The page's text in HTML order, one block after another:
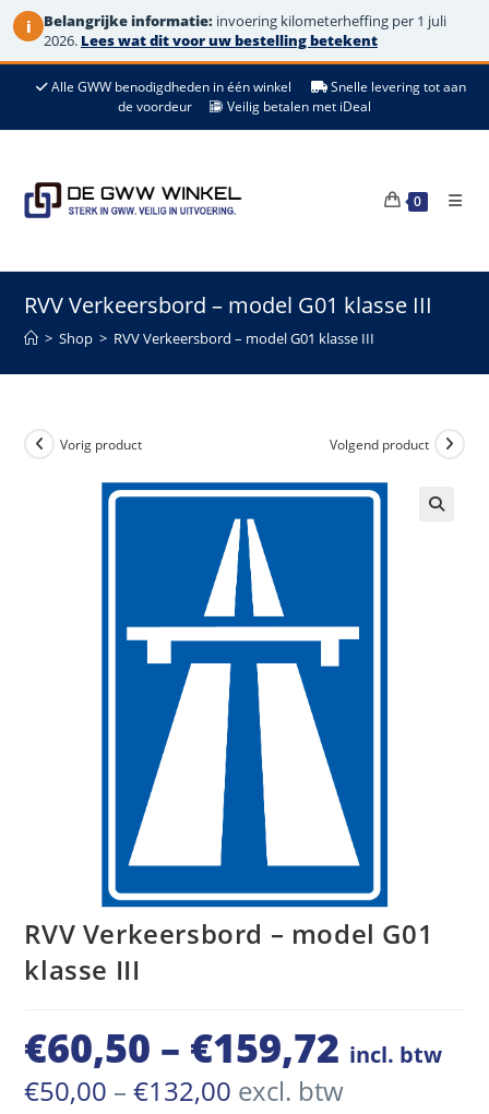
i Belangrijke informatie: invoering kilometerheffing per 1 juli
2026. Lees wat dit voor uw bestelling betekent
de
Alle GWW benodigdheden in één winkel
Snelle levering tot aan
de voordeur
Veilig betalen met iDeal
0
RVV Verkeersbord – model G01 klasse III
> Shop > RVV Verkeersbord – model G01 klasse III
Vorig product Volgend product
RVV Verkeersbord – model G01
klasse III
€60,50 – €159,72 Prijsklasse:
incl. btw
€50,00 – €132,00 Prijsklasse:
€50,00
excl. btw